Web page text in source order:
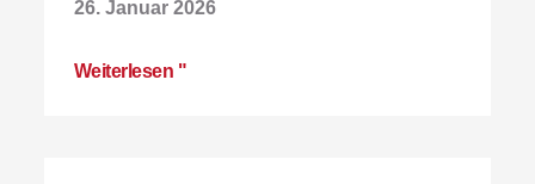
26. Januar 2026
Weiterlesen "